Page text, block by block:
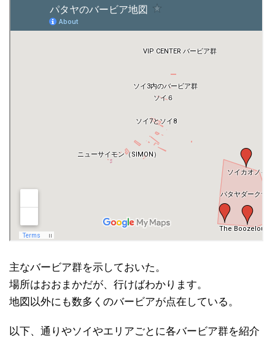
主なバービア群を示しておいた。
場所はおおまかだが、行けばわかります。
地図以外にも数多くのバービアが点在している。
以下、通りやソイやエリアごとに各バービア群を紹介